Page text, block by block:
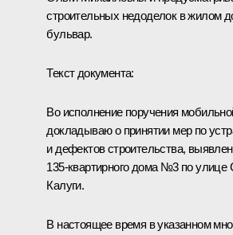
строительных недоделок в жилом
бульвар.
Текст документа:
Во исполнение поручения
докладываю о принятии мер по
и дефектов строительства,
135-квартирного дома №3 по улице
Калуги.
В настоящее время в указанном